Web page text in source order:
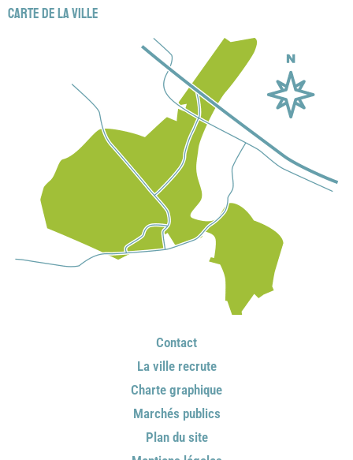
Carte de la ville
Contact
La ville recrute
Charte graphique
Marchés publics
Plan du site